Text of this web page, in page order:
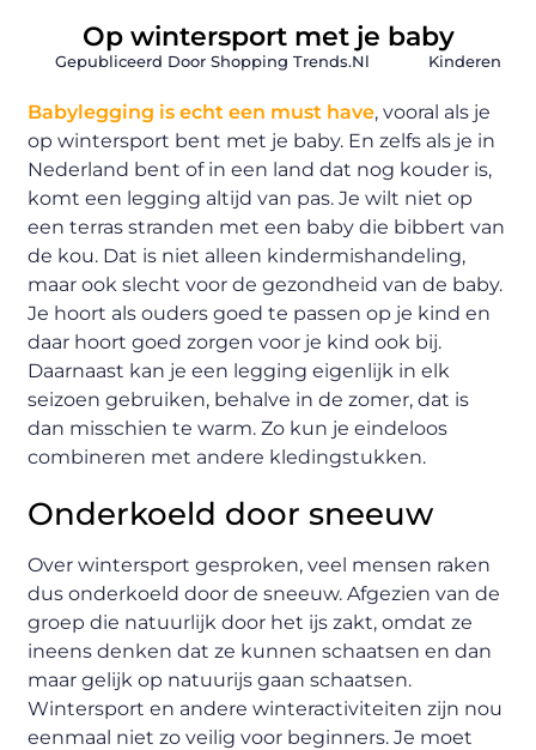
Op wintersport met je baby
Gepubliceerd Door Shopping Trends.nl Kinderen
Babylegging is echt een must have, vooral als je
op wintersport bent met je baby. En zelfs als je in
Nederland bent of in een land dat nog kouder is,
komt een legging altijd van pas. Je wilt niet op
een terras stranden met een baby die bibbert van
de kou. Dat is niet alleen kindermishandeling,
maar ook slecht voor de gezondheid van de baby.
Je hoort als ouders goed te passen op je kind en
daar hoort goed zorgen voor je kind ook bij.
Daarnaast kan je een legging eigenlijk in elk
seizoen gebruiken, behalve in de zomer, dat is
dan misschien te warm. Zo kun je eindeloos
combineren met andere kledingstukken.
Onderkoeld door sneeuw
Over wintersport gesproken, veel mensen raken
dus onderkoeld door de sneeuw. Afgezien van de
groep die natuurlijk door het ijs zakt, omdat ze
ineens denken dat ze kunnen schaatsen en dan
maar gelijk op natuurijs gaan schaatsen.
Wintersport en andere winteractiviteiten zijn nou
eenmaal niet zo veilig voor beginners. Je moet